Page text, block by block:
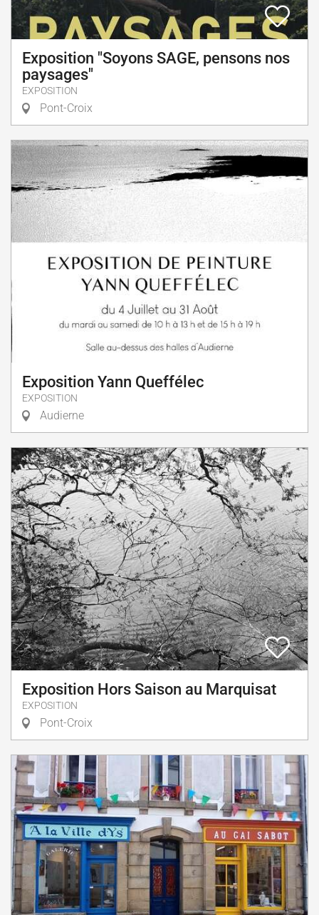
Exposition "Soyons SAGE, pensons nos
paysages"
EXPOSITION
Pont-Croix
Exposition Yann Queffélec
EXPOSITION
Audierne
Exposition Hors Saison au Marquisat
EXPOSITION
Pont-Croix